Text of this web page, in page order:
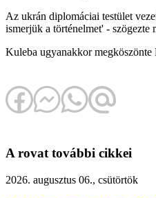
Az ukrán diplomáciai testület
ismerjük a történelmet' - szögezte
Kuleba ugyanakkor
A rovat további cikkei
2026. augusztus 06., csütörtök